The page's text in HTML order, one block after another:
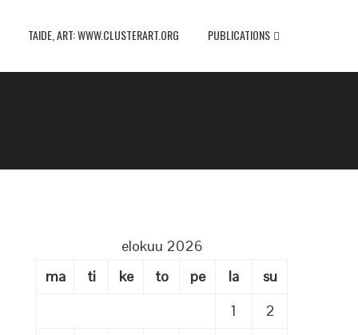
TAIDE, ART: WWW.CLUSTERART.ORG PUBLICATIONS
elokuu 2026
ma
ti ke to pe la
su
1
2